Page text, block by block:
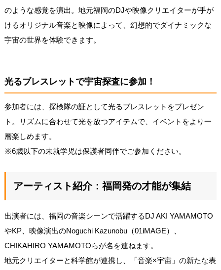
のような感覚を演出。地元福岡のDJや映像クリエイターが手が
けるオリジナル音楽と映像によって、幻想的でダイナミックな
宇宙の世界を体験できます。
光るブレスレットで宇宙探査に参加！
参加者には、探検隊の証として光るブレスレットをプレゼン
ト。リズムに合わせて光を放つアイテムで、イベントをより一
層楽しめます。
※6歳以下の未就学児は保護者同伴でご参加ください。
アーティスト紹介：福岡発の才能が集結
出演者には、福岡の音楽シーンで活躍するDJ AKI YAMAMOTO
やKP、映像演出のNoguchi Kazunobu（01iMAGE）、
CHIKAHIRO YAMAMOTOらが名を連ねます。
地元クリエイターと科学館が連携し、「音楽×宇宙」の新たな表